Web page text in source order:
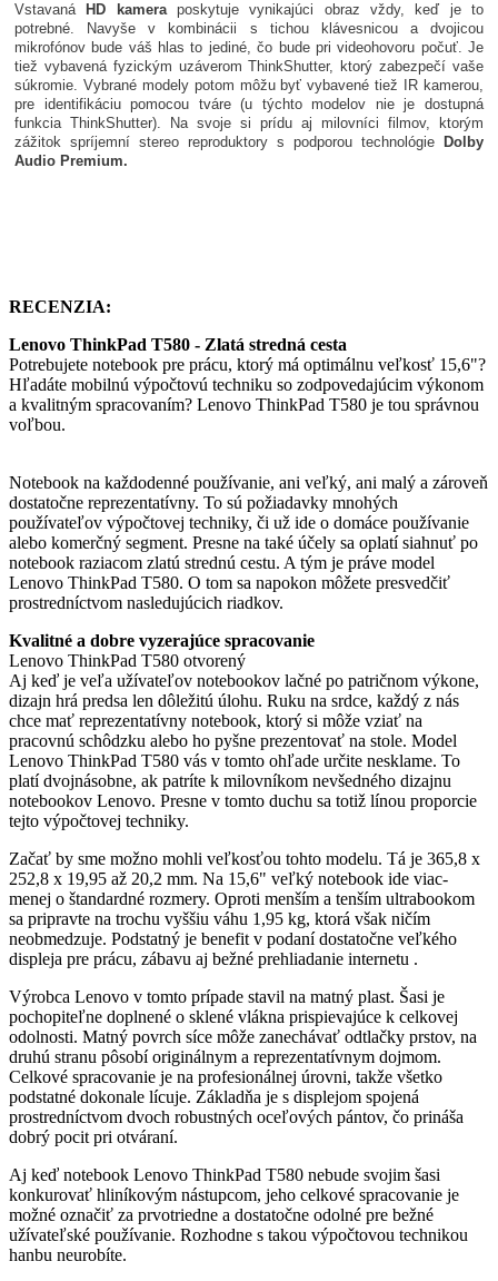
Vstavaná HD kameraposkytuje vynikajúci obraz vždy, keď je to
potrebné. Navyše v kombinácii s tichou klávesnicou a dvojicou
mikrofónov bude váš hlas to jediné, čo bude pri videohovoru počuť. Je
tiež vybavená fyzickým uzáverom ThinkShutter, ktorý zabezpečí vaše
súkromie. Vybrané modely potom môžu byť vybavené tiež IR kamerou,
pre identifikáciu pomocou tváre (u týchto modelov nie je dostupná
funkcia ThinkShutter). Na svoje si prídu aj milovníci filmov, ktorým
zážitok spríjemní stereo reproduktory s podporou technológie
Dolby
Audio Premium.
RECENZIA:
Lenovo ThinkPad T580 - Zlatá stredná cesta
Potrebujete notebook pre prácu, ktorý má optimálnu veľkosť 15,6"?
Hľadáte mobilnú výpočtovú techniku ​​so zodpovedajúcim výkonom
a kvalitným spracovaním? Lenovo ThinkPad T580 je tou správnou
voľbou.
Notebook na každodenné používanie, ani veľký, ani malý a zároveň
dostatočne reprezentatívny. To sú požiadavky mnohých
používateľov výpočtovej techniky, či už ide o domáce používanie
alebo komerčný segment. Presne na také účely sa oplatí siahnuť po
notebook raziacom zlatú strednú cestu. A tým je práve model
Lenovo ThinkPad T580. O tom sa napokon môžete presvedčiť
prostredníctvom nasledujúcich riadkov.
Kvalitné a dobre vyzerajúce spracovanie
Lenovo ThinkPad T580 otvorený
Aj keď je veľa užívateľov notebookov lačné po patričnom výkone,
dizajn hrá predsa len dôležitú úlohu. Ruku na srdce, každý z nás
chce mať reprezentatívny notebook, ktorý si môže vziať na
pracovnú schôdzku alebo ho pyšne prezentovať na stole. Model
Lenovo ThinkPad T580 vás v tomto ohľade určite nesklame. To
platí dvojnásobne, ak patríte k milovníkom nevšedného dizajnu
notebookov Lenovo. Presne v tomto duchu sa totiž línou proporcie
tejto výpočtovej techniky.
Začať by sme možno mohli veľkosťou tohto modelu. Tá je 365,8 x
252,8 x 19,95 až 20,2 mm. Na 15,6" veľký notebook ide viac-
menej o štandardné rozmery. Oproti menším a tenším ultrabookom
sa pripravte na trochu vyššiu váhu 1,95 kg, ktorá však ničím
neobmedzuje. Podstatný je benefit v podaní dostatočne veľkého
displeja pre prácu, zábavu aj bežné prehliadanie internetu .
Výrobca Lenovo v tomto prípade stavil na matný plast. Šasi je
pochopiteľne doplnené o sklené vlákna prispievajúce k celkovej
odolnosti. Matný povrch síce môže zanechávať odtlačky prstov, na
druhú stranu pôsobí originálnym a reprezentatívnym dojmom.
Celkové spracovanie je na profesionálnej úrovni, takže všetko
podstatné dokonale lícuje. Základňa je s displejom spojená
prostredníctvom dvoch robustných oceľových pántov, čo prináša
dobrý pocit pri otváraní.
Aj keď notebook Lenovo ThinkPad T580 nebude svojim šasi
konkurovať hliníkovým nástupcom, jeho celkové spracovanie je
možné označiť za prvotriedne a dostatočne odolné pre bežné
užívateľské používanie. Rozhodne s takou výpočtovou technikou
hanbu neurobíte.